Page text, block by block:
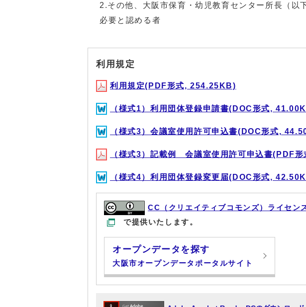
2.その他、大阪市保育・幼児教育センター所長（以
必要と認める者
利用規定
利用規定(PDF形式, 254.25KB)
（様式1）利用団体登録申請書(DOC形式,
（様式3）会議室使用許可申込書(DOC形式,
（様式3）記載例 会議室使用許可申込書(PDF
（様式4）利用団体登録変更届(DOC形式,
CC（クリエイティブコモンズ）ライセン
で提供いたします。
オープンデータを探す
大阪市オープンデータポータルサイト